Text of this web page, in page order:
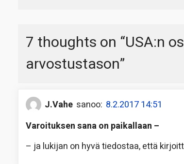
7 thoughts on “USA:n
arvostustason”
J.Vahe sanoo: 8.2.2017 14:51
Varoituksen sana on paikallaan –
– ja lukijan on hyvä tiedostaa, että